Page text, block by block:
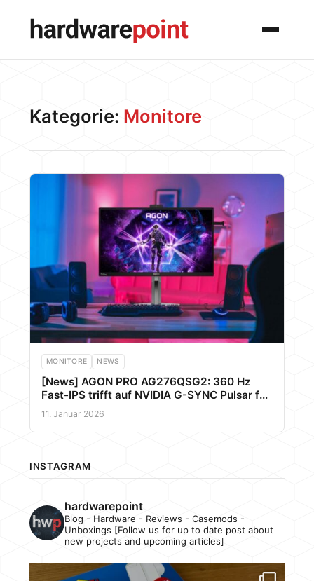
Menü
Kategorie: Monitore
MONITORE NEWS
[News] AGON PRO AG276QSG2: 360 Hz
Fast-IPS trifft auf NVIDIA G-SYNC Pulsar für
ultimative E-Sport-Klarheit
11. Januar 2026
INSTAGRAM
hardwarepoint
Blog - Hardware - Reviews - Casemods -
Unboxings [Follow us for up to date post about
new projects and upcoming articles]